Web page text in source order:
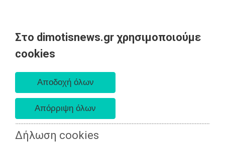
Στο dimotisnews.gr χρησιμοποιούμε
cookies
Δήλωση cookies
AΡΧΙΚΗ
ΕΙΔΗΣΕΙΣ
ΠΟΛΙΤΙΚΗ
ΤΟΠΙΚΗ
ΑΥΤΟΔΙΟΙΚΗΣΗ